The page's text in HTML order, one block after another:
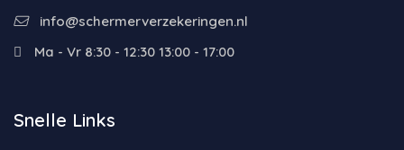
info@schermerverzekeringen.nl
Ma - Vr 8:30 - 12:30 13:00 - 17:00
Snelle Links